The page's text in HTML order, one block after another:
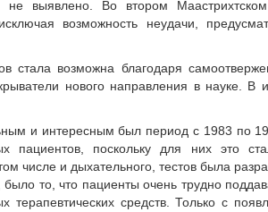
не выявлено. Во втором
возможность неудачи,
стала возможна благодаря
нового направления в науке. В
и интересным был период c 1983 по
пациентов, поскольку для них это
числе и дыхательного, тестов была
то, что пациенты очень трудно
средств. Только с